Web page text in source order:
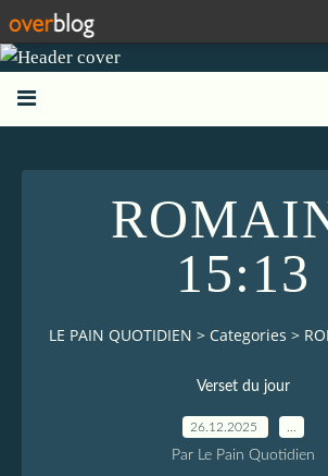
15:13
LE PAIN QUOTIDIEN > Categories >
Verset du jour
26.12.2025
Par Le Pain Quotidien